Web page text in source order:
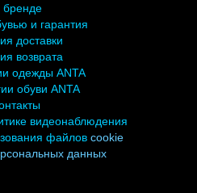
и гарантия
доставки
возврата
одежды ANTA
обуви ANTA
видеонаблюдения
файлов cookie
данных